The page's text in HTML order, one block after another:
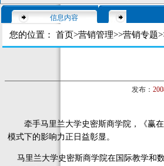
信息内容
您的位置： 首页>营销管理>>营销专题
发布：
牵手马里兰大学史密斯商学院，《赢在
模式下的影响力正日益彰显。
马里兰大学史密斯商学院在国际教学和